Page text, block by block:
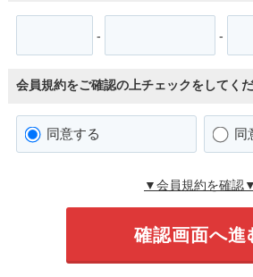
- -
会員規約をご確認の上チェックをしてく
同意する 同
▼会員規約を確認▼